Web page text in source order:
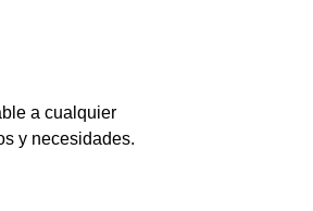
a cualquier
y necesidades.